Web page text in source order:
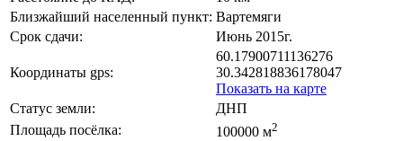
Близжайший населенный пункт: Вартемяги
Срок сдачи:
Июнь 2015г.
Координаты gps:
60.17900711136276
30.342818836178047
Показать на карте
Статус земли:
ДНП
Площадь посёлка:
100000 м2